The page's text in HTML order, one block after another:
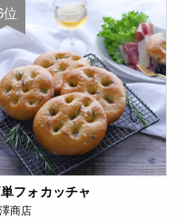
位
フォカッチャ
商店